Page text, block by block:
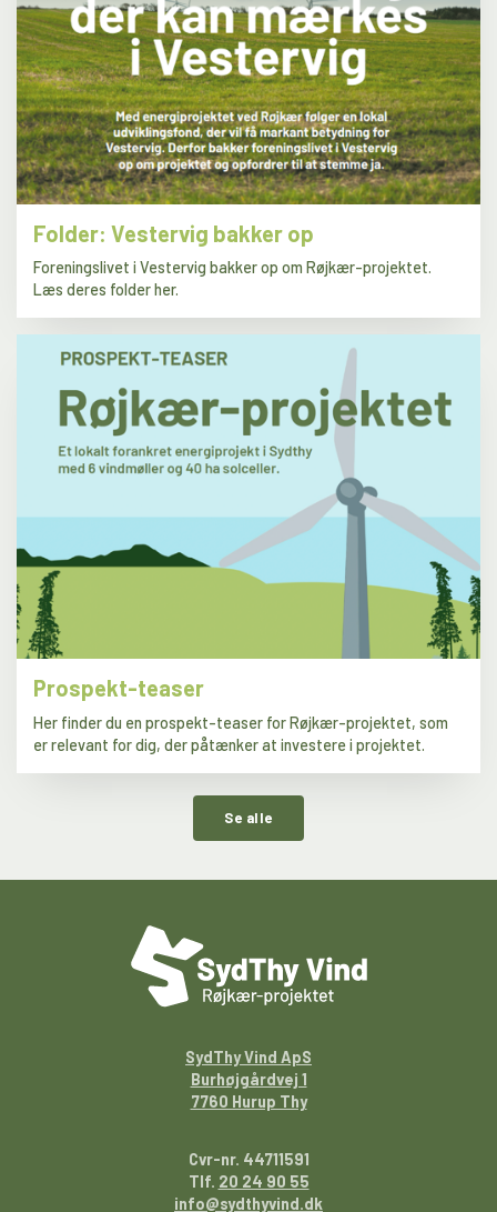
Folder: Vestervig bakker op
Foreningslivet i Vestervig bakker op om Røjkær-projektet.
Læs deres folder her.
Prospekt-teaser
Her finder du en prospekt-teaser for Røjkær-projektet, som
er relevant for dig, der påtænker at investere i projektet.
Se alle
SydThy Vind ApS
Burhøjgårdvej 1
7760 Hurup Thy
Cvr-nr. 44711591
Tlf. 20 24 90 55
info@sydthyvind.dk